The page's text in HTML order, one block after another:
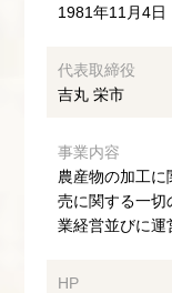
1981年11月4日
代表取締役
吉丸 栄市
事業内容
農産物の加工に
売に関する一切
業経営並びに運
HP